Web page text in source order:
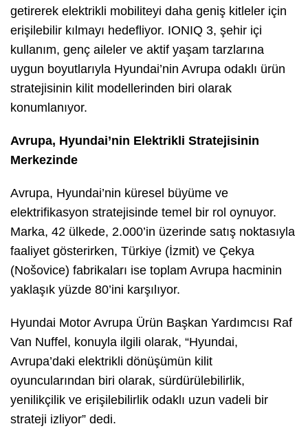
getirerek elektrikli mobiliteyi daha geniş kitleler için
erişilebilir kılmayı hedefliyor. IONIQ 3, şehir içi
kullanım, genç aileler ve aktif yaşam tarzlarına
uygun boyutlarıyla Hyundai’nin Avrupa odaklı ürün
stratejisinin kilit modellerinden biri olarak
konumlanıyor.
Avrupa, Hyundai’nin Elektrikli Stratejisinin
Merkezinde
Avrupa, Hyundai’nin küresel büyüme ve
elektrifikasyon stratejisinde temel bir rol oynuyor.
Marka, 42 ülkede, 2.000’in üzerinde satış noktasıyla
faaliyet gösterirken, Türkiye (İzmit) ve Çekya
(Nošovice) fabrikaları ise toplam Avrupa hacminin
yaklaşık yüzde 80’ini karşılıyor.
Hyundai Motor Avrupa Ürün Başkan Yardımcısı Raf
Van Nuffel, konuyla ilgili olarak, “Hyundai,
Avrupa’daki elektrikli dönüşümün kilit
oyuncularından biri olarak, sürdürülebilirlik,
yenilikçilik ve erişilebilirlik odaklı uzun vadeli bir
strateji izliyor” dedi.